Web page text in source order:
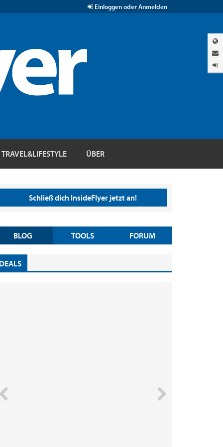
Einloggen oder Anmelden
TRAVEL&LIFESTYLE ÜBER
Schließ dich InsideFlyer jetzt an!
BLOG TOOLS FORUM
DEALS